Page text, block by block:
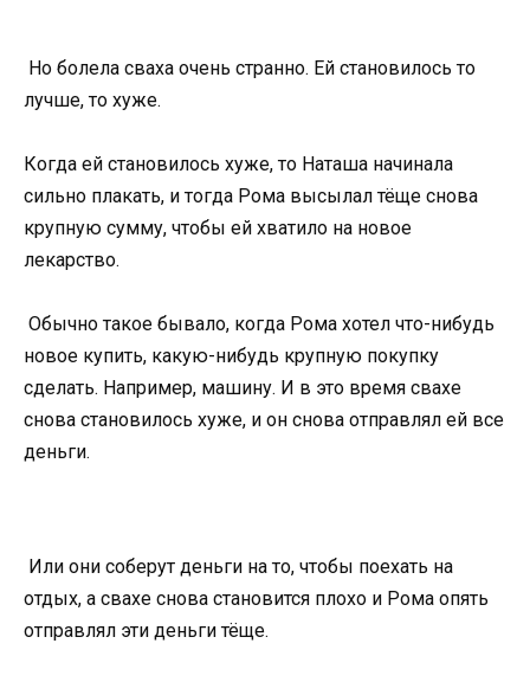
Но болела сваха очень странно. Ей становилось то
лучше, то хуже.
Когда ей становилось хуже, то Наташа начинала
сильно плакать, и тогда Рома высылал тёще снова
крупную сумму, чтобы ей хватило на новое
лекарство.
Обычно такое бывало, когда Рома хотел что-нибудь
новое купить, какую-нибудь крупную покупку
сделать. Например, машину. И в это время свахе
снова становилось хуже, и он снова отправлял ей все
деньги.
Или они соберут деньги на то, чтобы поехать на
отдых, а свахе снова становится плохо и Рома опять
отправлял эти деньги тёще.